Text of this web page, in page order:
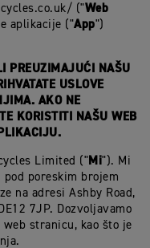
("Web
aplikacije ("App")
PREUZIMAJUĆI NAŠU
USLOVE
AKO NE
KORISTITI NAŠU WEB
Limited ("Mi"). Mi
poreskim brojem
na adresi Ashby Road,
7JP. Dozvoljavamo
stranicu, kao što je